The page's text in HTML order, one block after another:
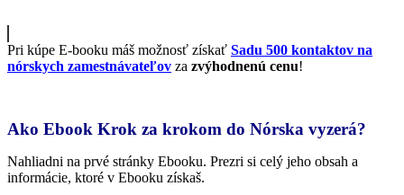
Pri kúpe E-booku máš možnosť získať Sadu 500 kontaktov na
nórskych zamestnávateľov za zvýhodnenú cenu!
Ako Ebook Krok za krokom do Nórska vyzerá?
Nahliadni na prvé stránky Ebooku. Prezri si celý jeho obsah a
informácie, ktoré v Ebooku získaš.